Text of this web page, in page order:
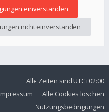
Alle Zeiten sind UTC+02:00
Alle Cookies löschen
Impressum
Nutzungsbedingungen